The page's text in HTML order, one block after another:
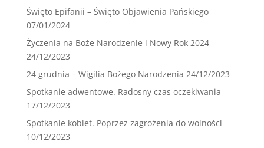
Święto Epifanii – Święto Objawienia Pańskiego
07/01/2024
Życzenia na Boże Narodzenie i Nowy Rok 2024
24/12/2023
24 grudnia – Wigilia Bożego Narodzenia 24/12/2023
Spotkanie adwentowe. Radosny czas oczekiwania
17/12/2023
Spotkanie kobiet. Poprzez zagrożenia do wolności
10/12/2023